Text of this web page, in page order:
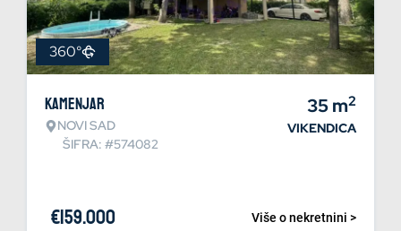
360°
Kamenjar
NOVI SAD
ŠIFRA: #574082
35m2
VIKENDICA
Više o nekretnini >
€159.000